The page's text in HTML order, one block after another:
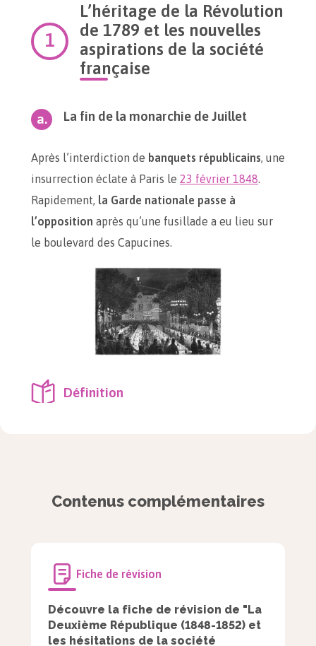
L’héritage de la Révolution
de 1789 et les nouvelles
aspirations de la société
française
La fin de la monarchie de Juillet
Après l’interdiction de banquets républicains, une
insurrection éclate à Paris le 23 février 1848.
Rapidement, la Garde nationale passe à
l’opposition après qu’une fusillade a eu lieu sur
le boulevard des Capucines.
Définition
monarchie de Juillet afin de discuter
Garde nationale :
bourgeoise créée en 1789 et affectée
au maintien de l’ordre.
Contenus complémentaires
Fiche de révision
Découvre la fiche de révision de "La
Deuxième République (1848-1852) et
les hésitations de la société